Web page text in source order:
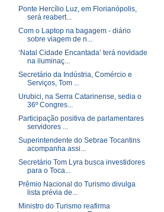
Ponte Hercílio Luz, em Florianópolis,
será reabert...
Com o Laptop na bagagem - diário
sobre viagem de n...
‘Natal Cidade Encantada’ terá novidade
na iluminaç...
Secretário da Indústria, Comércio e
Serviços, Tom ...
Urubici, na Serra Catarinense, sedia o
36º Congres...
Participação positiva de parlamentares
servidores ...
Superintendente do Sebrae Tocantins
acompanha assi...
Secretário Tom Lyra busca investidores
para o Toca...
Prêmio Nacional do Turismo divulga
lista prévia de...
Ministro do Turismo reafirma